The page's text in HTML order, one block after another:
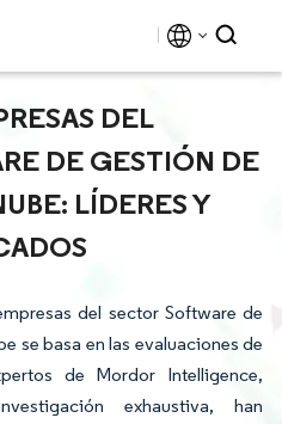
DEL
DE GESTIÓN DE
LÍDERES Y
del sector Software de
se basa en las evaluaciones de
de Mordor Intelligence,
exhaustiva, han